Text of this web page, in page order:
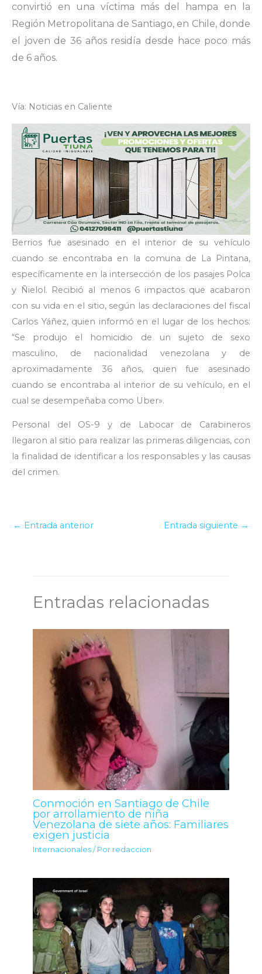
convirtió en una víctima más del hampa en la
Región Metropolitana de Santiago, en Chile, donde
el joven de 36 años residía desde hace poco más
de 6 años.
Vía: Noticias en Caliente
Berrios fue asesinado en el interior de su vehículo
cuando se encontraba en la comuna de La Pintana,
específicamente en la intersección de los pasajes Polca
y Ñielol. Recibió al menos 6 impactos que acabaron
con su vida en el sitio, según las declaraciones del fiscal
Carlos Yáñez, quien informó en el lugar de los hechos:
“Se produjo el homicidio de un sujeto de sexo
masculino, de nacionalidad venezolana y de
aproximadamente 36 años, quien fue asesinado
cuando se encontraba al interior de su vehículo, en el
cual se desempeñaba como Uber».
Personal del OS-9 y de Labocar de Carabineros
llegaron al sitio para realizar las primeras diligencias, con
la finalidad de identificar a los responsables y las causas
del crimen.
← Entrada anterior Entrada siguiente →
Entradas relacionadas
Conmoción en Santiago de Chile
por arrollamiento de niña
Venezolana de siete años: Familiares
exigen justicia
Internacionales / Por redaccion